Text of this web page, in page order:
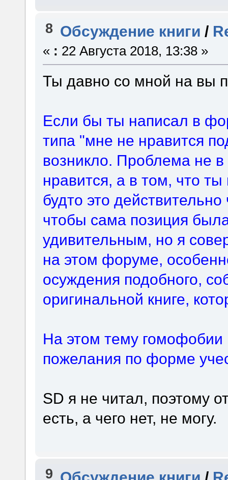
8 Обсуждение книги /
« : 22 Августа 2018, 13:38 »
Ты давно со мной на вы
Если бы ты написал в
типа "мне не нравится
возникло. Проблема не в
нравится, а в том, что
будто это
чтобы сама позиция
удивительным, но я
на этом форуме,
осуждения подобного,
оригинальной книге,
На этом тему
пожелания по форме
SD я не читал, поэтому
есть, а чего нет, не могу.
9